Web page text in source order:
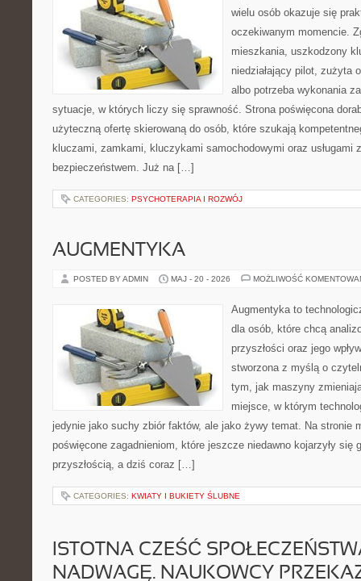
wielu osób okazuje się
oczekiwanym momencie.
mieszkania, uszkodzony
niedziałający pilot, zużyta
albo potrzeba wykonania
sytuacje, w których liczy się sprawność. Strona poświęcona
użyteczną ofertę skierowaną do osób, które szukają
kluczami, zamkami, kluczykami samochodowymi oraz usługami
bezpieczeństwem. Już na […]
CATEGORIES: PSYCHOTERAPIA I ROZWÓJ
AUGMENTYKA
POSTED BY ADMIN MAJ - 20 - 2026 MOŻLIWOŚĆ
Augmentyka to
dla osób, które chcą
przyszłości oraz jego
stworzona z myślą o
tym, jak maszyny
miejsce, w którym
jedynie jako suchy zbiór faktów, ale jako żywy temat. Na stronie
poświęcone zagadnieniom, które jeszcze niedawno kojarzyły się
przyszłością, a dziś coraz […]
CATEGORIES: KWIATY I BUKIETY ŚLUBNE
ISTOTNA CZEŚĆ
NADWAGĘ. NAUKOWCY